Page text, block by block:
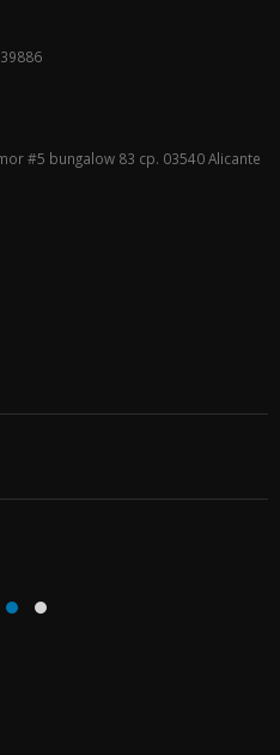
#5 bungalow 83 cp. 03540 Alicante